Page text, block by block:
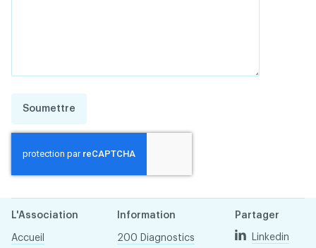
Soumettre
L'Association
Accueil
Information
200 Diagnostics
Partager
Linkedin